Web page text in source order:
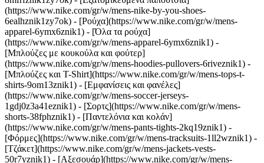
(https://www.nike.com/gr/w/mens-nike-by-you-shoes-
6ealhznik1zy7ok) - [Ρούχα](https://www.nike.com/gr/w/mens-
apparel-6ymx6znik1) - [Όλα τα ρούχα]
(https://www.nike.com/gr/w/mens-apparel-6ymx6znik1) -
[Μπλούζες με κουκούλα και φούτερ]
(https://www.nike.com/gr/w/mens-hoodies-pullovers-6riveznik1) -
[Μπλούζες και T-Shirt](https://www.nike.com/gr/w/mens-tops-t-
shirts-9om13znik1) - [Εμφανίσεις και φανέλες]
(https://www.nike.com/gr/w/mens-soccer-jerseys-
1gdj0z3a41eznik1) - [Σορτς](https://www.nike.com/gr/w/mens-
shorts-38fphznik1) - [Παντελόνια και κολάν]
(https://www.nike.com/gr/w/mens-pants-tights-2kq19znik1) -
[Φόρμες](https://www.nike.com/gr/w/mens-tracksuits-1ll2wznik1) -
[Τζάκετ](https://www.nike.com/gr/w/mens-jackets-vests-
50r7yznik1) - [Αξεσουάρ](https://www.nike.com/gr/w/mens-